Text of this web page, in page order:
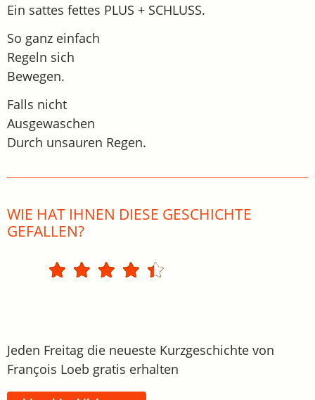
Ein sattes fettes PLUS + SCHLUSS.
So ganz einfach
Regeln sich
Bewegen.
Falls nicht
Ausgewaschen
Durch unsauren Regen.
WIE HAT IHNEN DIESE GESCHICHTE
GEFALLEN?
Jeden Freitag die neueste Kurzgeschichte von
François Loeb gratis erhalten